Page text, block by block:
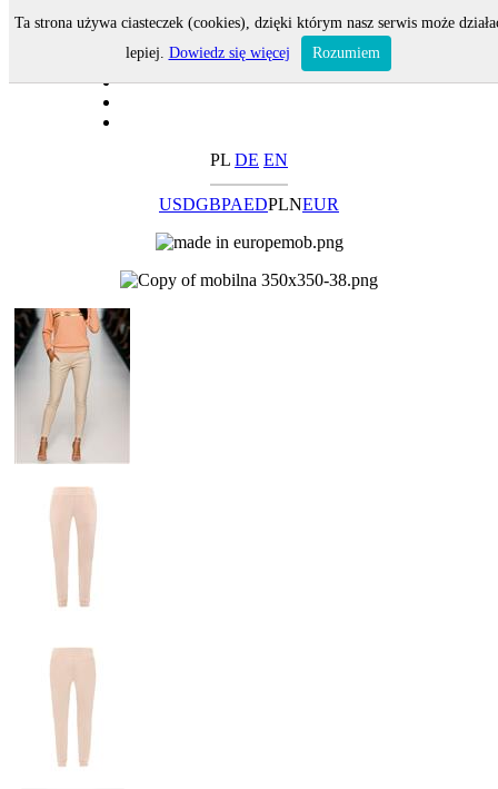
PL DE EN
USDGBPAEDPLNEUR
Ta strona używa ciasteczek (cookies), dzięki którym nasz serwis może
lepiej. Dowiedz się więcej Rozumiem